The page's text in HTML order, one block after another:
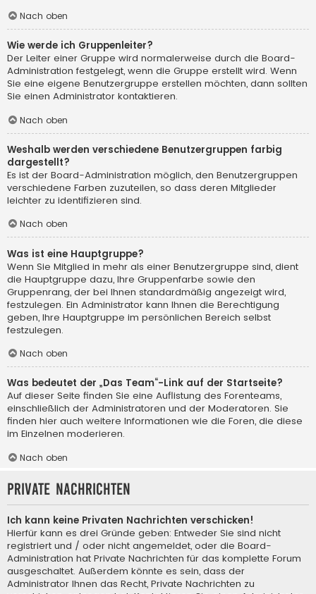
Nach oben
Wie werde ich Gruppenleiter?
Der Leiter einer Gruppe wird normalerweise durch die Board-
Administration festgelegt, wenn die Gruppe erstellt wird. Wenn
Sie eine eigene Benutzergruppe erstellen möchten, dann sollten
Sie einen Administrator kontaktieren.
Nach oben
Weshalb werden verschiedene Benutzergruppen farbig
dargestellt?
Es ist der Board-Administration möglich, den Benutzergruppen
verschiedene Farben zuzuteilen, so dass deren Mitglieder
leichter zu identifizieren sind.
Nach oben
Was ist eine Hauptgruppe?
Wenn Sie Mitglied in mehr als einer Benutzergruppe sind, dient
die Hauptgruppe dazu, Ihre Gruppenfarbe sowie den
Gruppenrang, der bei Ihnen standardmäßig angezeigt wird,
festzulegen. Ein Administrator kann Ihnen die Berechtigung
geben, Ihre Hauptgruppe im persönlichen Bereich selbst
festzulegen.
Nach oben
Was bedeutet der „Das Team“-Link auf der Startseite?
Auf dieser Seite finden Sie eine Auflistung des Forenteams,
einschließlich der Administratoren und der Moderatoren. Sie
finden hier auch weitere Informationen wie die Foren, die diese
im Einzelnen moderieren.
Nach oben
Private Nachrichten
Ich kann keine Privaten Nachrichten verschicken!
Hierfür kann es drei Gründe geben: Entweder Sie sind nicht
registriert und / oder nicht angemeldet, oder die Board-
Administration hat Private Nachrichten für das komplette Forum
ausgeschaltet. Außerdem könnte es sein, dass der
Administrator Ihnen das Recht, Private Nachrichten zu